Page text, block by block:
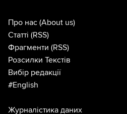
Про нас (About us)
Статті (RSS)
Фрагменти (RSS)
Розсилки Текстів
Вибір редакції
#English
Журналістика даних